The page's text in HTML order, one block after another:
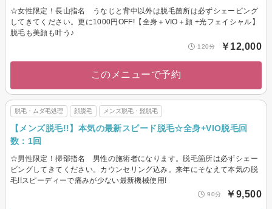
☆女性限定！長山指名 うなじと背中以外は脱毛箇所は必ずシェービング
してきてください。更に1000円OFF!【全身＋VIO＋顔 +光フェイシャル】
脱毛も美顔も叶う♪
120分 ￥12,000
このメニューで予約
脱毛・ムダ毛処理 顔脱毛 メンズ脱毛・髭脱毛
【メンズ脱毛!!】本気の最新スピード脱毛☆全身+VIO脱毛回
数：1回
☆男性限定！掃部指名 男性の施術者になります。脱毛箇所は必ずシェー
ビングしてきてください。カウンセリング込み。来年にそなえて本気の脱
毛!!スピーディーで痛みが少ない最新機械使用!
90分 ￥9,500